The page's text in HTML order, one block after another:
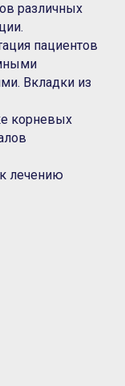
различных
пациентов
Вкладки из
корневых
лечению